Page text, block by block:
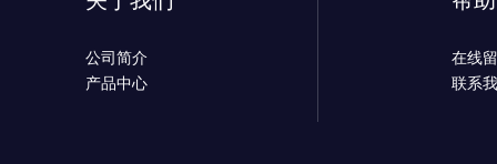
公司简介
产品中心
在线
联系